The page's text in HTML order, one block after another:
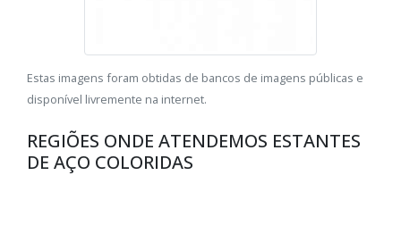
Estas imagens foram obtidas de bancos de imagens públicas e
disponível livremente na internet.
REGIÕES ONDE ATENDEMOS ESTANTES
DE AÇO COLORIDAS